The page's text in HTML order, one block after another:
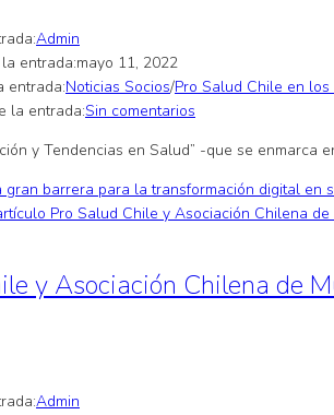
Admin
entrada:mayo 11, 2022
entrada:Noticias Socios/Pro Salud Chile en los
la entrada:Sin comentarios
y Tendencias en Salud” -que se
gran barrera para la transformación digital
y Asociación Chilena de
Admin